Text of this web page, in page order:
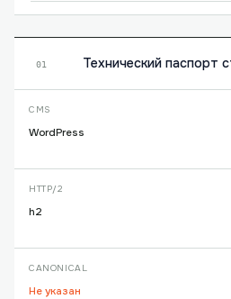
01 Технический паспорт
CMS
WordPress
HTTP/2
h2
CANONICAL
Не указан